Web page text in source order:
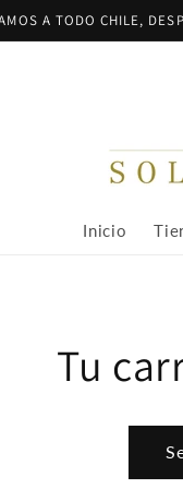
A TODO CHILE,
Inicio
Tu